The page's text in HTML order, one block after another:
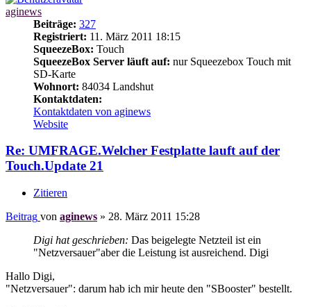
aginews
Beiträge: 327
Registriert: 11. März 2011 18:15
SqueezeBox: Touch
SqueezeBox Server läuft auf: nur Squeezebox Touch mit
SD-Karte
Wohnort: 84034 Landshut
Kontaktdaten:
Kontaktdaten von aginews
Website
Re: UMFRAGE.Welcher Festplatte lauft auf der
Touch.Update 21
Zitieren
Beitrag von aginews » 28. März 2011 15:28
Digi hat geschrieben: Das beigelegte Netzteil ist ein
"Netzversauer"aber die Leistung ist ausreichend. Digi
Hallo Digi,
"Netzversauer": darum hab ich mir heute den "SBooster" bestellt.